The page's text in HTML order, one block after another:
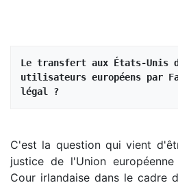
Le transfert aux États-Unis
utilisateurs européens par
légal ?
C'est la question qui vient
justice de l'Union
Cour irlandaise dans le cadre